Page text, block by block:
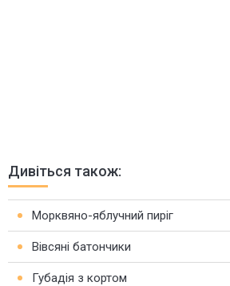
Дивіться також:
Морквяно-яблучний пиріг
Вівсяні батончики
Губадія з кортом